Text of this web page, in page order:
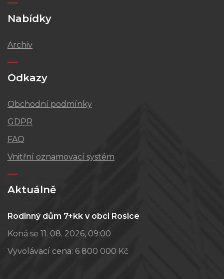
Nabídky
Archiv
Odkazy
Obchodní podmínky
GDPR
FAQ
Vnitřní oznamovací systém
Aktuálně
Rodinný dům 7+kk v obci Rosice
Koná se 11. 08. 2026, 09:00
Vyvolávací cena: 6 800 000 Kč